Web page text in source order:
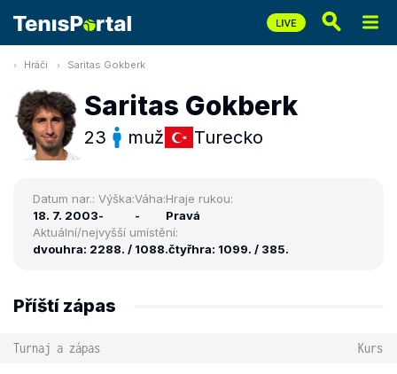
Hráči Saritas Gokberk
Saritas Gokberk
23 muž Turecko
Datum nar.:
18. 7. 2003
Výška:
-
Váha:
-
Hraje rukou:
Pravá
Aktuální/nejvyšší umístění:
dvouhra: 2288. / 1088.čtyřhra: 1099. / 385.
Příští zápas
Turnaj a zápas Kurs